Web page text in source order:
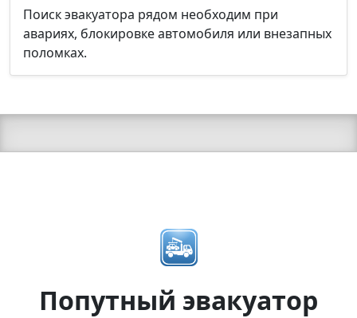
Поиск эвакуатора рядом необходим при
авариях, блокировке автомобиля или внезапных
поломках.
Попутный эвакуатор